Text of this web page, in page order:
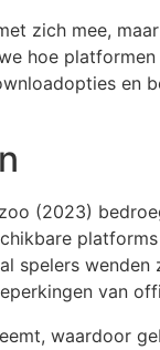
zich mee,
hoe platformen
en
(2023)
spelers
van
waardoor